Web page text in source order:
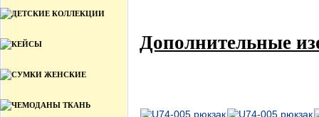
ДЕТСКИЕ КОЛЛЕКЦИИ
КЕЙСЫ
СУМКИ ЖЕНСКИЕ
ЧЕМОДАНЫ ТКАНЬ
Дополнительные